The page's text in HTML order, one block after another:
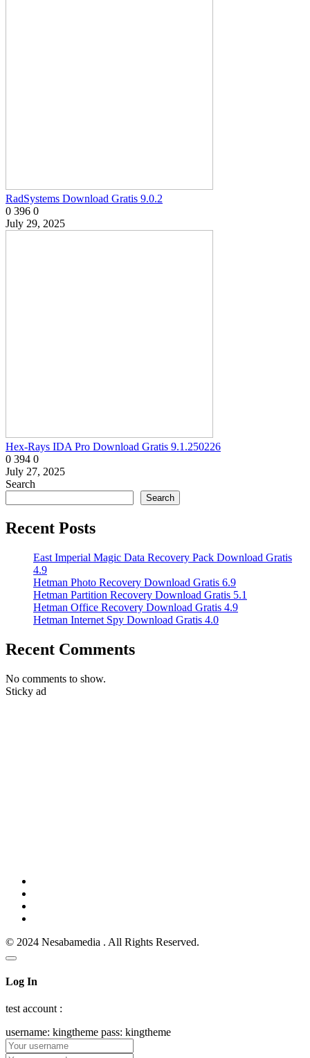
RadSystems Download Gratis 9.0.2
0 396 0
July 29, 2025
Hex-Rays IDA Pro Download Gratis 9.1.250226
0 394 0
July 27, 2025
Search
Search
Recent Posts
East Imperial Magic Data Recovery Pack Download Gratis
4.9
Hetman Photo Recovery Download Gratis 6.9
Hetman Partition Recovery Download Gratis 5.1
Hetman Office Recovery Download Gratis 4.9
Hetman Internet Spy Download Gratis 4.0
Recent Comments
No comments to show.
Sticky ad
© 2024 Nesabamedia . All Rights Reserved.
Log In
test account :
username: kingtheme pass: kingtheme